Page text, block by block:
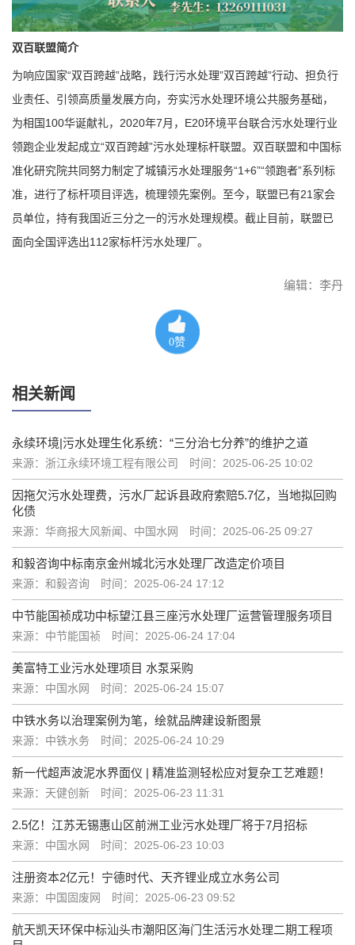
双百联盟简介
为响应国家“双百跨越”战略，践行污水处理”双百跨越”行动、担负行
业责任、引领高质量发展方向，夯实污水处理环境公共服务基础，
为相国100华诞献礼，2020年7月，E20环境平台联合污水处理行业
领跑企业发起成立“双百跨越”污水处理标杆联盟。双百联盟和中国标
准化研究院共同努力制定了城镇污水处理服务“1+6”“领跑者”系列标
准，进行了标杆项目评选，梳理领先案例。至今，联盟已有21家会
员单位，持有我国近三分之一的污水处理规模。截止目前，联盟已
面向全国评选出112家标杆污水处理厂。
编辑：李丹
0赞
相关新闻
永续环境|污水处理生化系统：“三分治七分养”的维护之道
来源：浙江永续环境工程有限公司 时间：2025-06-25 10:02
因拖欠污水处理费，污水厂起诉县政府索赔5.7亿，当地拟回购
化债
来源：华商报大风新闻、中国水网 时间：2025-06-25 09:27
和毅咨询中标南京金州城北污水处理厂改造定价项目
来源：和毅咨询 时间：2025-06-24 17:12
中节能国祯成功中标望江县三座污水处理厂运营管理服务项目
来源：中节能国祯 时间：2025-06-24 17:04
美富特工业污水处理项目 水泵采购
来源：中国水网 时间：2025-06-24 15:07
中铁水务以治理案例为笔，绘就品牌建设新图景
来源：中铁水务 时间：2025-06-24 10:29
新一代超声波泥水界面仪 | 精准监测轻松应对复杂工艺难题！
来源：天健创新 时间：2025-06-23 11:31
2.5亿！江苏无锡惠山区前洲工业污水处理厂将于7月招标
来源：中国水网 时间：2025-06-23 10:03
注册资本2亿元！宁德时代、天齐锂业成立水务公司
来源：中国固废网 时间：2025-06-23 09:52
航天凯天环保中标汕头市潮阳区海门生活污水处理二期工程项